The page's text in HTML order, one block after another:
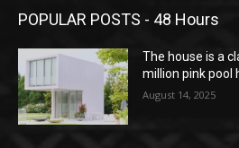
POPULAR POSTS - 48 Hours
The house is a
million pink pool
August 14, 2025